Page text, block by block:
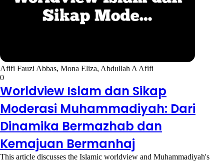
Afifi Fauzi Abbas, Mona Eliza, Abdullah A Afifi
0
Worldview Islam dan Sikap
Moderasi Muhammadiyah: Dari
Dinamika Bermazhab dan
Kemajuan Bermanhaj
This article discusses the Islamic worldview and Muhammadiyah's